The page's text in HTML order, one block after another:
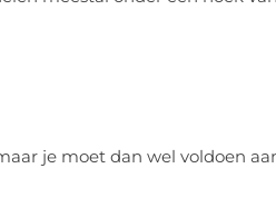
je moet dan wel voldoen